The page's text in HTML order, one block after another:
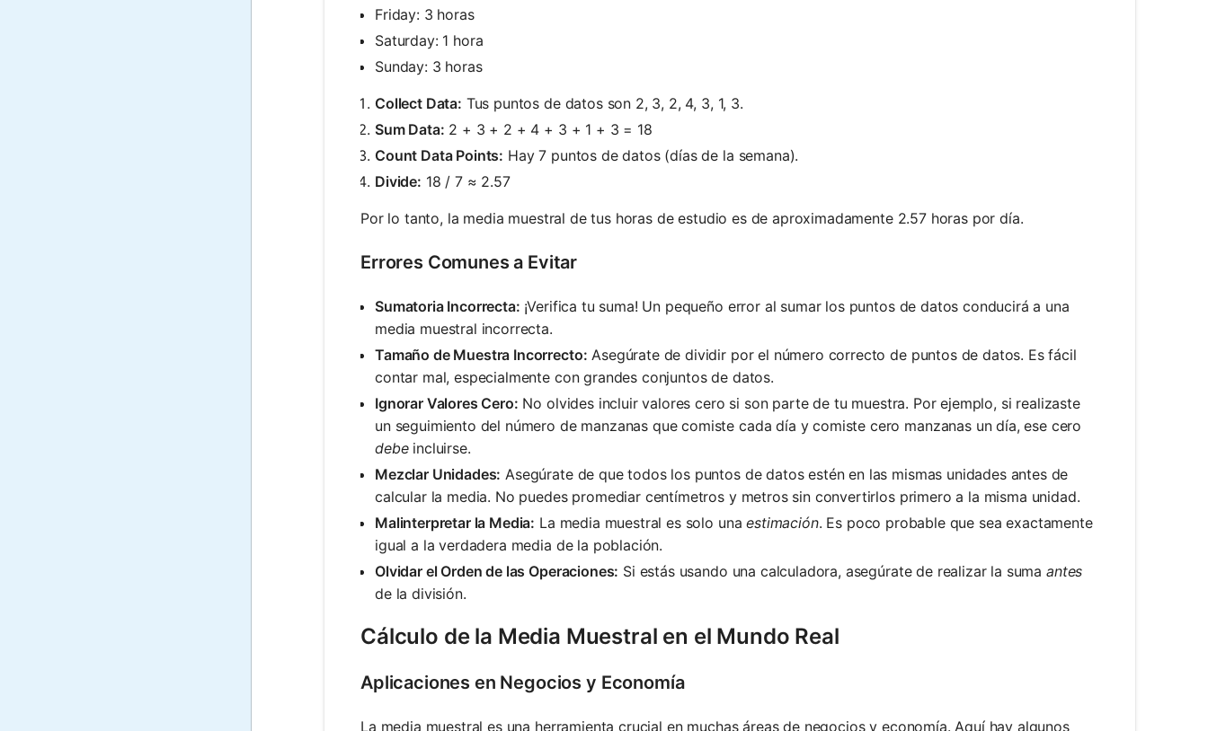
Friday: 3 horas
Saturday: 1 hora
Sunday: 3 horas
Collect Data: Tus puntos de datos son 2, 3, 2, 4, 3, 1, 3.
Sum Data: 2 + 3 + 2 + 4 + 3 + 1 + 3 = 18
Count Data Points: Hay 7 puntos de datos (días de la semana).
Divide: 18 / 7 ≈ 2.57
Por lo tanto, la media muestral de tus horas de estudio es de aproximadamente 2.57 horas por día.
Errores Comunes a Evitar
Sumatoria Incorrecta: ¡Verifica tu suma! Un pequeño error al sumar los puntos de datos conducirá a una
media muestral incorrecta.
Tamaño de Muestra Incorrecto: Asegúrate de dividir por el número correcto de puntos de datos. Es fácil
contar mal, especialmente con grandes conjuntos de datos.
Ignorar Valores Cero: No olvides incluir valores cero si son parte de tu muestra. Por ejemplo, si realizaste
un seguimiento del número de manzanas que comiste cada día y comiste cero manzanas un día, ese cero
debeincluirse.
Mezclar Unidades: Asegúrate de que todos los puntos de datos estén en las mismas unidades antes de
calcular la media. No puedes promediar centímetros y metros sin convertirlos primero a la misma unidad.
Malinterpretar la Media: La media muestral es solo unaestimación. Es poco probable que sea exactamente
igual a la verdadera media de la población.
Olvidar el Orden de las Operaciones: Si estás usando una calculadora, asegúrate de realizar la sumaantes
de la división.
Cálculo de la Media Muestral en el Mundo Real
Aplicaciones en Negocios y Economía
La media muestral es una herramienta crucial en muchas áreas de negocios y economía. Aquí hay algunos